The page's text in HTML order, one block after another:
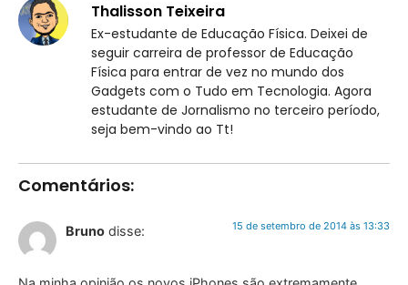
Thalisson Teixeira
Ex-estudante de Educação Física. Deixei de
seguir carreira de professor de Educação
Física para entrar de vez no mundo dos
Gadgets com o Tudo em Tecnologia. Agora
estudante de Jornalismo no terceiro período,
seja bem-vindo ao Tt!
Comentários:
Bruno disse: 15 de setembro de 2014 às 13:33